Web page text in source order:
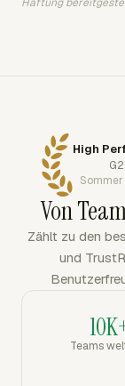
High
G2
Von
Zählt zu den
und
Teams